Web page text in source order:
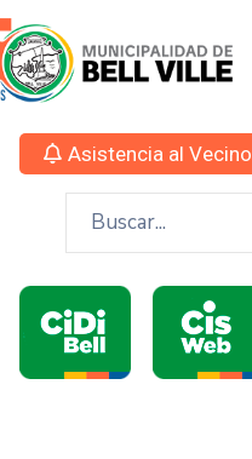
Asistencia al Vecino